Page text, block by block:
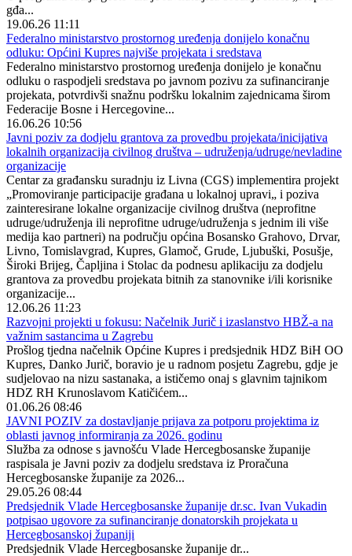
gđa...
19.06.26 11:11
Federalno ministarstvo prostornog uređenja donijelo konačnu
odluku: Općini Kupres najviše projekata i sredstava
Federalno ministarstvo prostornog uređenja donijelo je konačnu
odluku o raspodjeli sredstava po javnom pozivu za sufinanciranje
projekata, potvrdivši snažnu podršku lokalnim zajednicama širom
Federacije Bosne i Hercegovine...
16.06.26 10:56
Javni poziv za dodjelu grantova za provedbu projekata/inicijativa
lokalnih organizacija civilnog društva – udruženja/udruge/nevladine
organizacije
Centar za građansku suradnju iz Livna (CGS) implementira projekt
„Promoviranje participacije građana u lokalnoj upravi„ i poziva
zainteresirane lokalne organizacije civilnog društva (neprofitne
udruge/udruženja ili neprofitne udruge/udruženja s jednim ili više
medija kao partneri) na području općina Bosansko Grahovo, Drvar,
Livno, Tomislavgrad, Kupres, Glamoč, Grude, Ljubuški, Posušje,
Široki Brijeg, Čapljina i Stolac da podnesu aplikaciju za dodjelu
grantova za provedbu projekata bitnih za stanovnike i/ili korisnike
organizacije...
12.06.26 11:23
Razvojni projekti u fokusu: Načelnik Jurič i izaslanstvo HBŽ-a na
važnim sastancima u Zagrebu
Prošlog tjedna načelnik Općine Kupres i predsjednik HDZ BiH OO
Kupres, Danko Jurič, boravio je u radnom posjetu Zagrebu, gdje je
sudjelovao na nizu sastanaka, a ističemo onaj s glavnim tajnikom
HDZ RH Krunoslavom Katičićem...
01.06.26 08:46
JAVNI POZIV za dostavljanje prijava za potporu projektima iz
oblasti javnog informiranja za 2026. godinu
Služba za odnose s javnošću Vlade Hercegbosanske županije
raspisala je Javni poziv za dodjelu sredstava iz Proračuna
Hercegbosanske županije za 2026...
29.05.26 08:44
Predsjednik Vlade Hercegbosanske županije dr.sc. Ivan Vukadin
potpisao ugovore za sufinanciranje donatorskih projekata u
Hercegbosanskoj županiji
Predsjednik Vlade Hercegbosanske županije dr...